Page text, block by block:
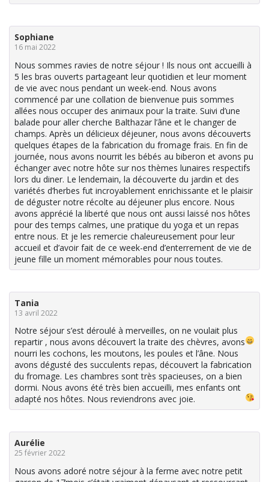
Sophiane
16 mai 2022
Nous sommes ravies de notre séjour ! Ils nous ont accueilli à
5 les bras ouverts partageant leur quotidien et leur moment
de vie avec nous pendant un week-end. Nous avons
commencé par une collation de bienvenue puis sommes
allées nous occuper des animaux pour la traite. Suivi d’une
balade pour aller cherche Balthazar l’âne et le changer de
champs. Après un délicieux déjeuner, nous avons découverts
quelques étapes de la fabrication du fromage frais. En fin de
journée, nous avons nourrit les bébés au biberon et avons pu
échanger avec notre hôte sur nos thèmes lunaires respectifs
lors du diner. Le lendemain, la découverte du jardin et des
variétés d’herbes fut incroyablement enrichissante et le plaisir
de déguster notre récolte au déjeuner plus encore. Nous
avons apprécié la liberté que nous ont aussi laissé nos hôtes
pour des temps calmes, une pratique du yoga et un repas
entre nous. Et je les remercie chaleureusement pour leur
accueil et d’avoir fait de ce week-end d’enterrement de vie de
jeune fille un moment mémorables pour nous toutes.
Tania
13 avril 2022
Notre séjour s’est déroulé à merveilles, on ne voulait plus
repartir , nous avons découvert la traite des chèvres, avons
nourri les cochons, les moutons, les poules et l’âne. Nous
avons dégusté des succulents repas, découvert la fabrication
du fromage. Les chambres sont très spacieuses, on a bien
dormi. Nous avons été très bien accueilli, mes enfants ont
adapté nos hôtes. Nous reviendrons avec joie.
Aurélie
25 février 2022
Nous avons adoré notre séjour à la ferme avec notre petit